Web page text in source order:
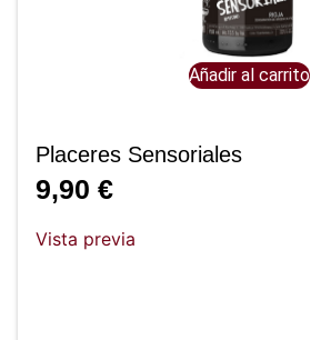
Añadir al carrito
Placeres Sensoriales
9,90 €
Vista previa